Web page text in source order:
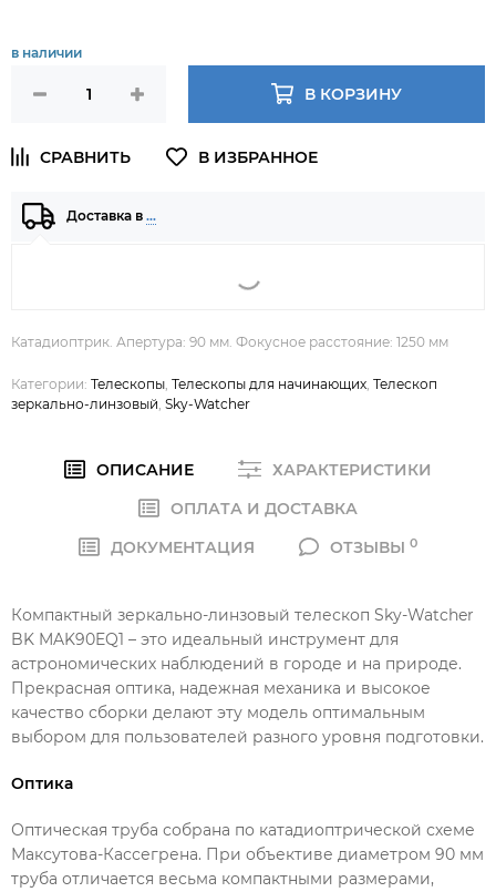
в наличии
В КОРЗИНУ
Доставка в …
Катадиоптрик. Апертура: 90 мм. Фокусное расстояние: 1250 мм
Категории: Телескопы Телескопы для начинающих Телескоп
зеркально-линзовый Sky-Watcher
ОПИСАНИЕ
ХАРАКТЕРИСТИКИ
ОПЛАТА И ДОСТАВКА
ДОКУМЕНТАЦИЯ
ОТЗЫВЫ0
Компактный зеркально-линзовый телескоп Sky-Watcher
BK MAK90EQ1 – это идеальный инструмент для
астрономических наблюдений в городе и на природе.
Прекрасная оптика, надежная механика и высокое
качество сборки делают эту модель оптимальным
выбором для пользователей разного уровня подготовки.
Оптика
Оптическая труба собрана по катадиоптрической схеме
Максутова-Кассегрена. При объективе диаметром 90 мм
труба отличается весьма компактными размерами,